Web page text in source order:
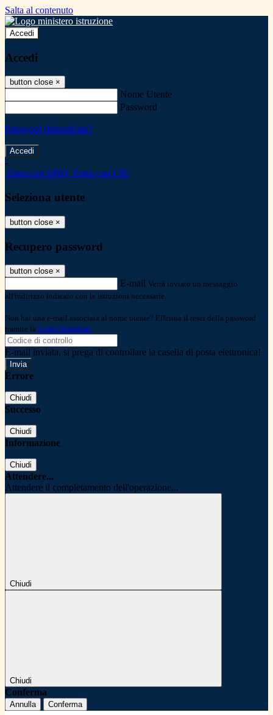
Salta al contenuto
Accedi
Accedi
button close ×
Nome Utente
Password
Password dimenticata?
-
Entra con SPID Entra con CIE
Seleziona utente
button close ×
Recupero password
button close ×
E-mail Verrà inviato un messaggio
all'indirizzo indicato con le istruzioni necessarie.
Non hai una e-mail associata al nome utente? Effettua il reset della password
tramite la Login Spaggiari
E-mail inviata, si prega di controllare la casella di posta elettronica!
Errore
Chiudi
Successo
Chiudi
Informazione
Chiudi
Attendere...
Attendere il completamento dell'operazione...
Chiudi
Chiudi
Conferma
Annulla Conferma